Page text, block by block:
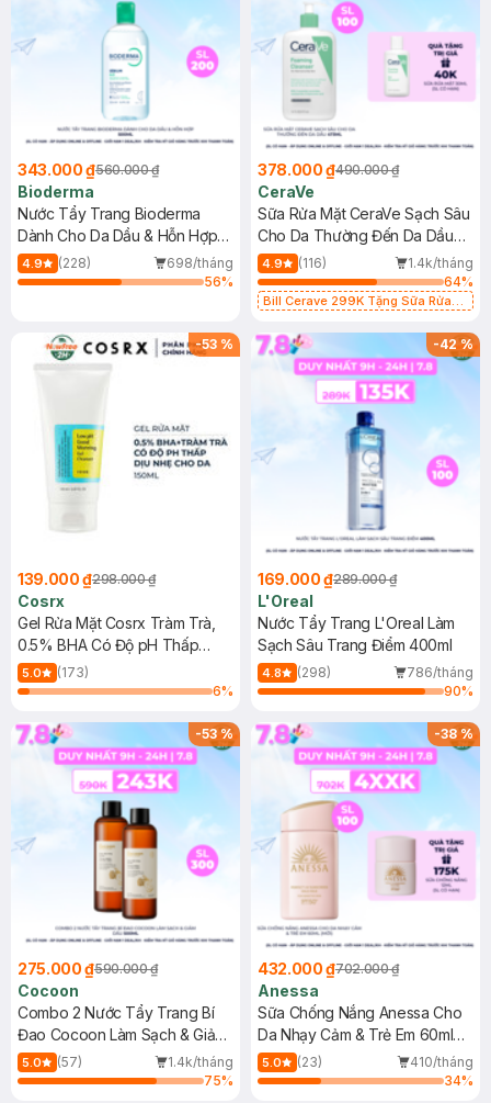
343.000 ₫560.000 ₫
Bioderma
Nước Tẩy Trang Bioderma
Dành Cho Da Dầu & Hỗn Hợp
500ml
4.9 (228)
698/tháng
56%
378.000 ₫490.000 ₫
CeraVe
Sữa Rửa Mặt CeraVe Sạch Sâu
Cho Da Thường Đến Da Dầu
473ml
4.9 (116)
1.4k/tháng
64%
Bill Cerave 299K Tặng Sữa Rửa
-53 %
139.000 ₫298.000 ₫
Cosrx
Gel Rửa Mặt Cosrx Tràm Trà,
0.5% BHA Có Độ pH Thấp
150ml
5.0
(173)
6%
-42%
169.000 ₫289.000 ₫
L'Oreal
Nước Tẩy Trang L'Oreal Làm
Sạch Sâu Trang Điểm 400ml
4.8 (298)
786/tháng
90%
-53%
275.000 ₫590.000 ₫
Cocoon
Combo 2 Nước Tẩy Trang Bí
Đao Cocoon Làm Sạch & Giảm
Dầu 500ml
5.0 (57)
1.4k/tháng
75%
-38%
432.000 ₫702.000 ₫
Anessa
Sữa Chống Nắng Anessa Cho
Da Nhạy Cảm & Trẻ Em 60ml
(Mới)
5.0 (23)
410/tháng
34%